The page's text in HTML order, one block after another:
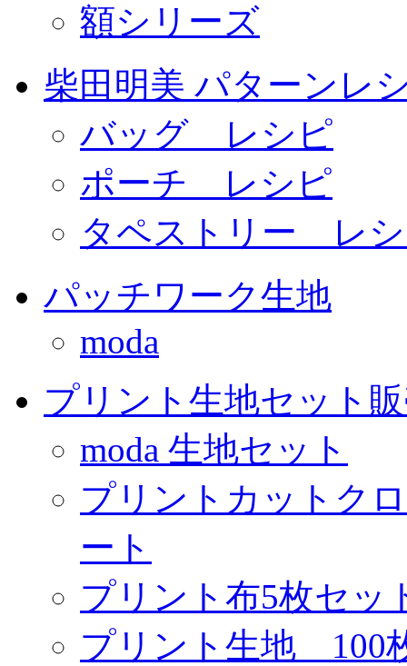
額シリーズ
柴田明美 パターンレ
バッグ レシピ
ポーチ レシピ
タペストリー レ
パッチワーク生地
moda
プリント生地セット
moda 生地セット
プリントカットク
ート
プリント布5枚セ
プリント生地 100